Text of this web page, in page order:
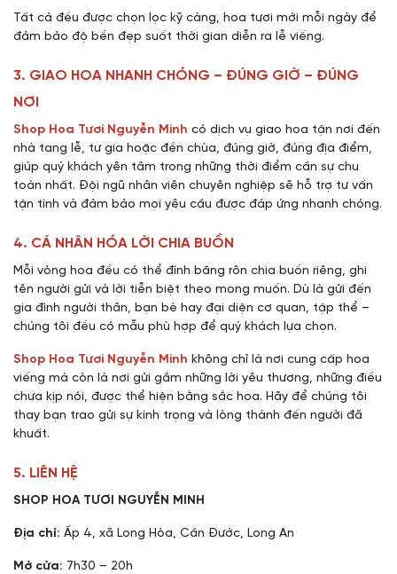
Tất cả đều được chọn lọc kỹ càng, hoa tươi mới mỗi ngày để
đảm bảo độ bền đẹp suốt thời gian diễn ra lễ viếng.
3. GIAO HOA NHANH CHÓNG – ĐÚNG GIỜ – ĐÚNG
NƠI
Shop Hoa Tươi Nguyễn Minh có dịch vụ giao hoa tận nơi đến
nhà tang lễ, tư gia hoặc đền chùa, đúng giờ, đúng địa điểm,
giúp quý khách yên tâm trong những thời điểm cần sự chu
toàn nhất. Đội ngũ nhân viên chuyên nghiệp sẽ hỗ trợ tư vấn
tận tình và đảm bảo mọi yêu cầu được đáp ứng nhanh chóng.
4. CÁ NHÂN HÓA LỜI CHIA BUỒN
Mỗi vòng hoa đều có thể đính băng rôn chia buồn riêng, ghi
tên người gửi và lời tiễn biệt theo mong muốn. Dù là gửi đến
gia đình người thân, bạn bè hay đại diện cơ quan, tập thể –
chúng tôi đều có mẫu phù hợp để quý khách lựa chọn.
Shop Hoa Tươi Nguyễn Minh không chỉ là nơi cung cấp hoa
viếng mà còn là nơi gửi gắm những lời yêu thương, những điều
chưa kịp nói, được thể hiện bằng sắc hoa. Hãy để chúng tôi
thay bạn trao gửi sự kính trọng và lòng thành đến người đã
khuất.
5. LIÊN HỆ
SHOP HOA TƯƠI NGUYỄN MINH
Địa chỉ: Ấp 4, xã Long Hòa, Cần Đước, Long An
Mở cửa: 7h30 – 20h